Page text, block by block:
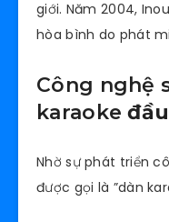
giới. Năm 2004,
hòa bình do phát
Công nghệ
karaoke
Nhờ sự phát triển
được gọi là ”dàn